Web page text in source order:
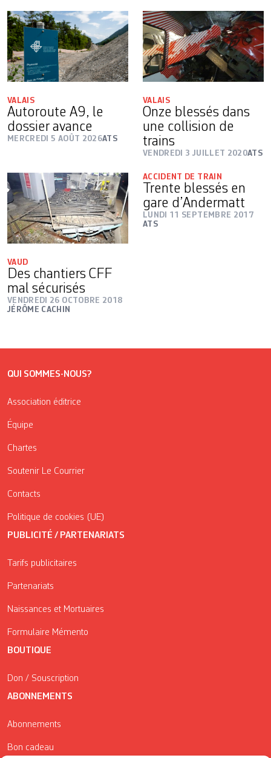
VALAIS
Autoroute A9, le
dossier avance
MERCREDI 5 AOÛT 2026ATS
VALAIS
Onze blessés dans
une collision de
trains
VENDREDI 3 JUILLET 2020ATS
VAUD
Des chantiers CFF
mal sécurisés
VENDREDI 26 OCTOBRE 2018
JÉRÔME CACHIN
ACCIDENT DE TRAIN
Trente blessés en
gare d’Andermatt
LUNDI 11 SEPTEMBRE 2017
ATS
QUI SOMMES-NOUS?
Association éditrice
Équipe
Chartes
Soutenir Le Courrier
Contacts
Politique de cookies (UE)
PUBLICITÉ / PARTENARIATS
Tarifs publicitaires
Partenariats
Naissances et Mortuaires
Formulaire Mémento
BOUTIQUE
Don / Souscription
ABONNEMENTS
Abonnements
Bon cadeau